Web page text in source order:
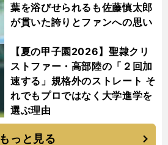
葉を浴びせられるも佐藤慎太郎
が貫いた誇りとファンへの思い
【夏の甲子園2026】聖隷クリ
ストファー・高部陸の「２回加
速する」規格外のストレート そ
れでもプロではなく大学進学を
選ぶ理由
もっと見る